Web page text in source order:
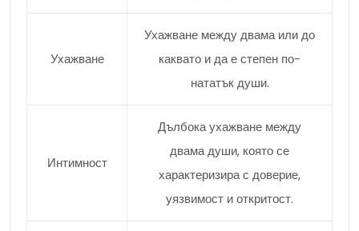
Ухажване
Ухажване между двама или до
каквато и да е степен по-
нататък души.
Интимност
Дълбока ухажване между
двама души, която се
характеризира с доверие,
уязвимост и откритост.